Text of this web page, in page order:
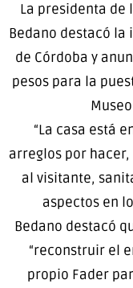
La presidenta de
Bedano destacó
de Córdoba y
pesos para la
“La casa está
arreglos por
al visitante,
aspectos en
Bedano destacó
“reconstruir el
propio Fader